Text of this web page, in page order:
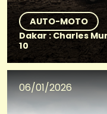
AUTO-MOTO
Dakar : Charles
10
06/01/2026